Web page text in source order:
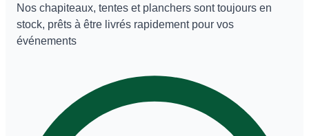
Nos chapiteaux, tentes et planchers sont toujours en
stock, prêts à être livrés rapidement pour vos
événements